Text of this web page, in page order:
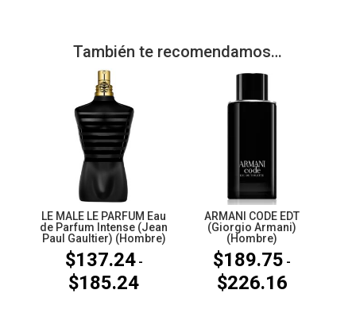
También te recomendamos…
LE MALE LE PARFUM Eau
de Parfum Intense (Jean
Paul Gaultier) (Hombre)
$137.24 -
$185.24Rango
ARMANI CODE EDT
(Giorgio Armani)
(Hombre)
$189.75 -
$226.16Rango